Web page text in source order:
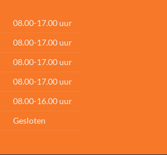
08.00-17.00 uur
08.00-17.00 uur
08.00-17.00 uur
08.00-17.00 uur
08.00-16.00 uur
Gesloten